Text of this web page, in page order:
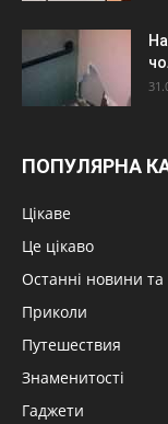
ПОПУЛЯРНА
Цікаве
Це цікаво
Останні новини та
Приколи
Путешествия
Знаменитості
Гаджети